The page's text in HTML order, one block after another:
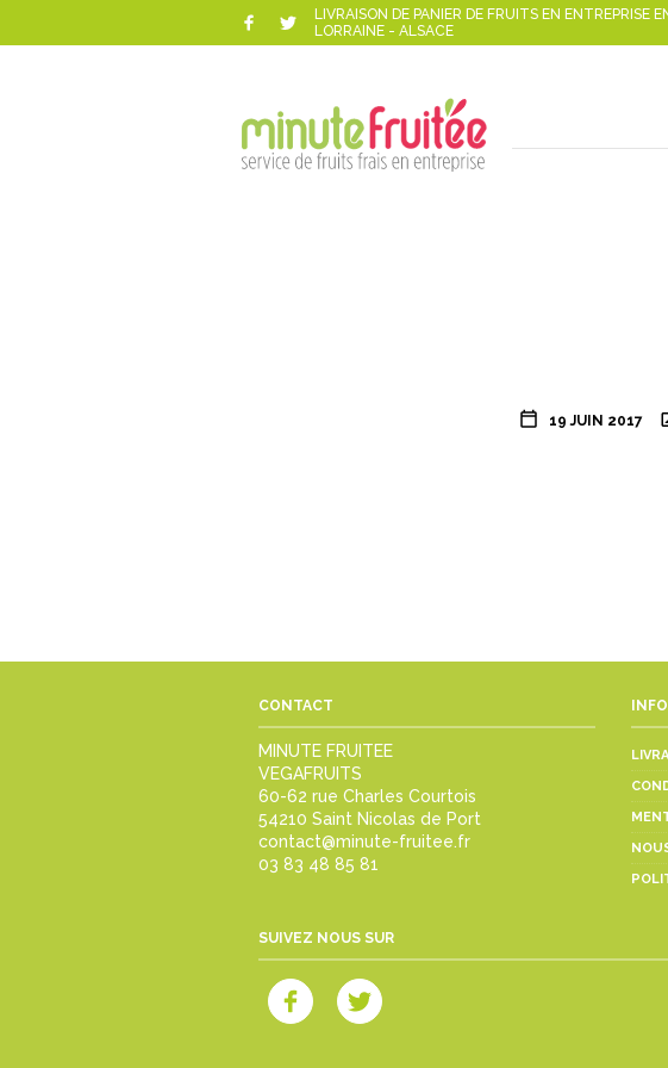
LIVRAISON DE PANIER DE FRUITS EN ENTREPRISE
LORRAINE - ALSACE
19 JUIN 2017
CONTACT
MINUTE FRUITEE
VEGAFRUITS
60-62 rue Charles Courtois
54210 Saint Nicolas de Port
contact@minute-fruitee.fr
03 83 48 85 81
SUIVEZ NOUS SUR